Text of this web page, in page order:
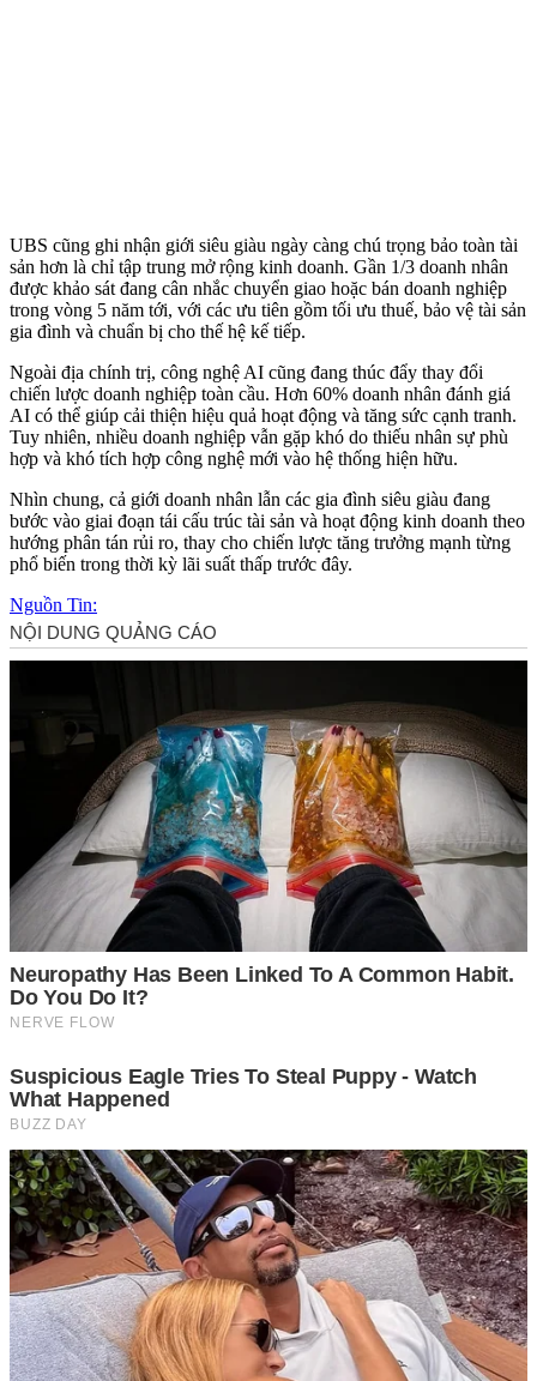
UBS cũng ghi nhận giới siêu giàu ngày càng chú trọng bảo toàn tài
sản hơn là chỉ tập trung mở rộng kinh doanh. Gần 1/3 doanh nhân
được khảo sát đang cân nhắc chuyển giao hoặc bán doanh nghiệp
trong vòng 5 năm tới, với các ưu tiên gồm tối ưu thuế, bảo vệ tài sản
gia đình và chuẩn bị cho thế hệ kế tiếp.
Ngoài địa chính trị, công nghệ AI cũng đang thúc đẩy thay đổi
chiến lược doanh nghiệp toàn cầu. Hơn 60% doanh nhân đánh giá
AI có thể giúp cải thiện hiệu quả hoạt động và tăng sức cạnh tranh.
Tuy nhiên, nhiều doanh nghiệp vẫn gặp khó do thiếu nhân sự phù
hợp và khó tích hợp công nghệ mới vào hệ thống hiện hữu.
Nhìn chung, cả giới doanh nhân lẫn các gia đình siêu giàu đang
bước vào giai đoạn tái cấu trúc tài sản và hoạt động kinh doanh theo
hướng phân tán rủi ro, thay cho chiến lược tăng trưởng mạnh từng
phổ biến trong thời kỳ lãi suất thấp trước đây.
Nguồn Tin: